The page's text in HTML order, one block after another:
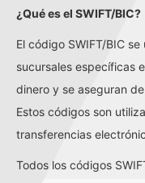
¿Qué es el SWIFT/BIC?
El código SWIFT/BIC
sucursales específicas
dinero y se aseguran
Estos códigos son
transferencias
Todos los códigos